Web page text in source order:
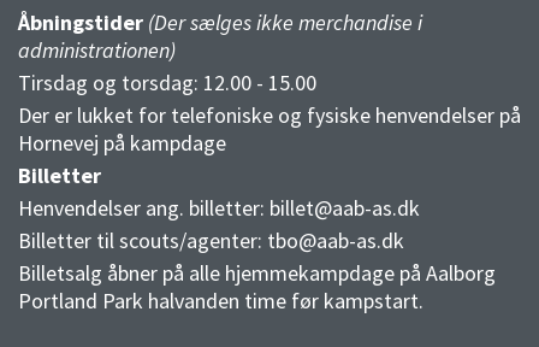
Åbningstider (Der sælges ikke merchandise i
administrationen)
Tirsdag og torsdag: 12.00 - 15.00
Der er lukket for telefoniske og fysiske henvendelser på
Hornevej på kampdage
Billetter
Henvendelser ang. billetter: billet@aab-as.dk
Billetter til scouts/agenter: tbo@aab-as.dk
Billetsalg åbner på alle hjemmekampdage på Aalborg
Portland Park halvanden time før kampstart.